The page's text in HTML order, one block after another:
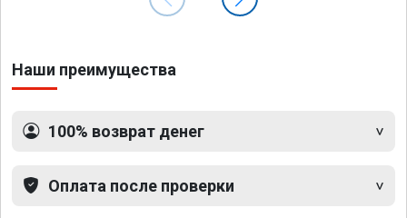
Наши преимущества
100% возврат денег
Оплата после проверки